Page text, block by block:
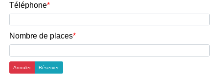
Téléphone
Nombre de places
Annuler Réserver